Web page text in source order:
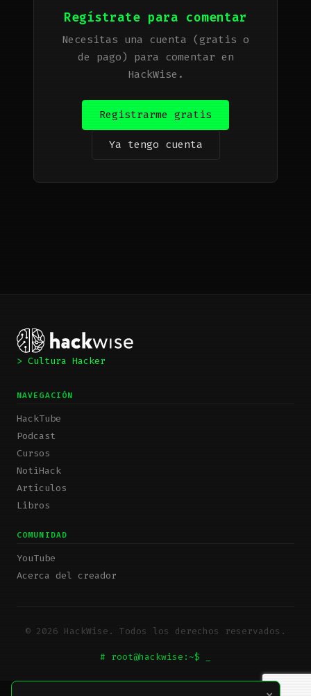
Regístrate para comentar
Necesitas una cuenta (gratis o
de pago) para comentar en
HackWise.
Registrarme gratis
Ya tengo cuenta
> Cultura Hacker
NAVEGACIÓN
HackTube
Podcast
Cursos
NotiHack
Artículos
Libros
COMUNIDAD
YouTube
Acerca del creador
© 2026 HackWise. Todos los derechos reservados.
# root@hackwise:~$